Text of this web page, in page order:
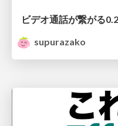
ビデオ通話が繋がる
supurazako